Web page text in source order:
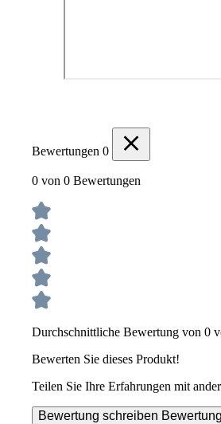
Bewertungen 0
0 von 0 Bewertungen
Durchschnittliche Bewertung von 0
Bewerten Sie dieses Produkt!
Teilen Sie Ihre Erfahrungen mit
Bewertung schreiben